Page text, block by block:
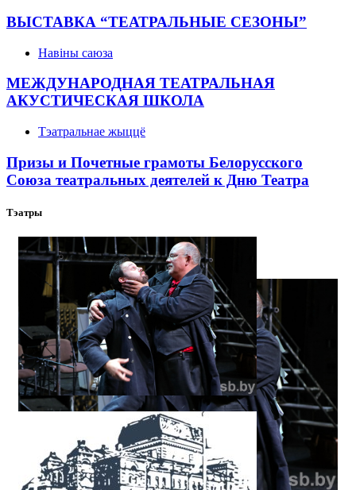
ВЫСТАВКА “ТЕАТРАЛЬНЫЕ СЕЗОНЫ”
Навіны саюза
МЕЖДУНАРОДНАЯ ТЕАТРАЛЬНАЯ
АКУСТИЧЕСКАЯ ШКОЛА
Тэатральнае жыццё
Призы и Почетные грамоты Белорусского
Союза театральных деятелей к Дню Театра
Тэатры